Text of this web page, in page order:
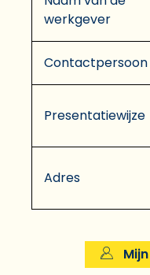
werkgever
Contactpersoon
Presentatiewijze
Adres